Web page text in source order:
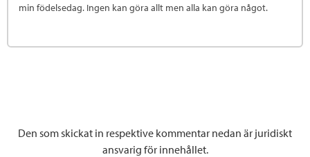
min födelsedag. Ingen kan göra allt men alla kan göra något.
Den som skickat in respektive kommentar nedan är juridiskt
ansvarig för innehållet.